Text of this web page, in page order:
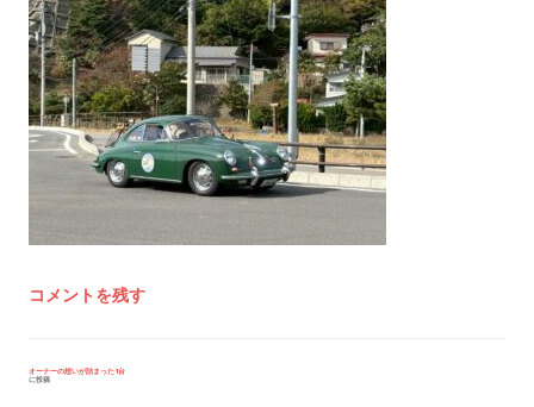
コメントを残す
投
オーナーの想いが詰まった1台
に投稿